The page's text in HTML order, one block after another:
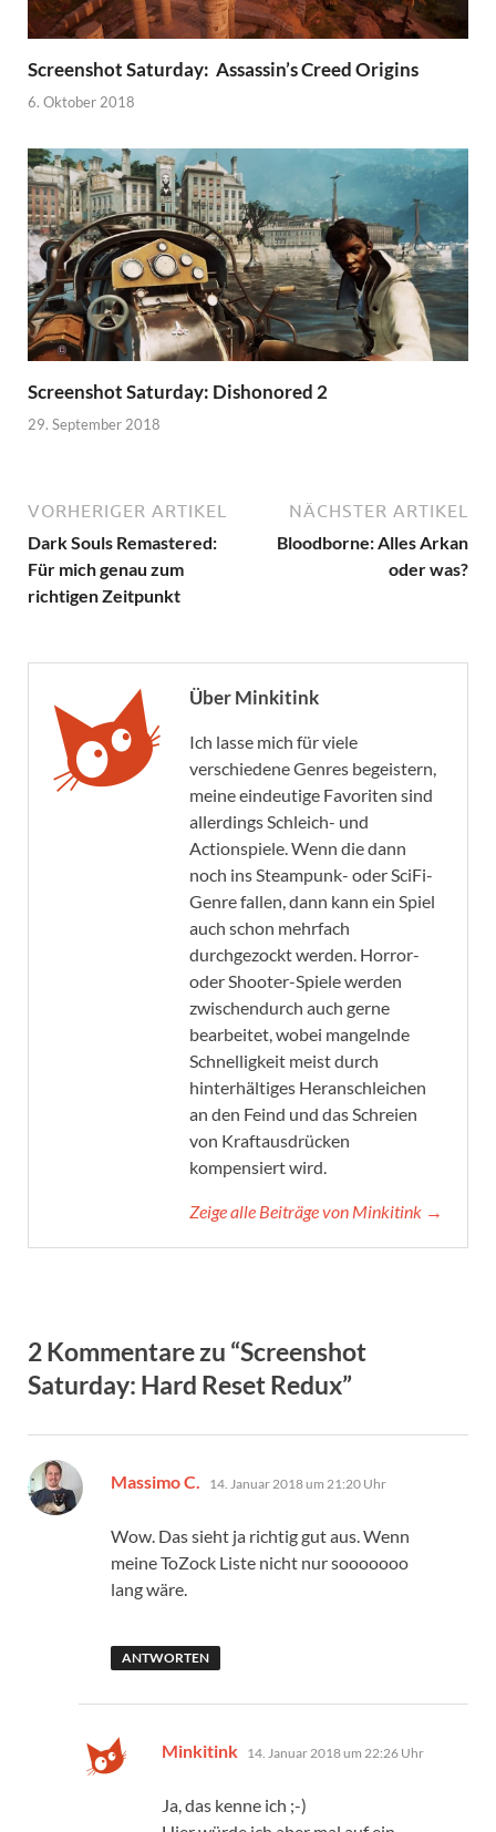
Screenshot Saturday: Assassin’s Creed Origins
6. Oktober 2018
Screenshot Saturday: Dishonored 2
29. September 2018
VORHERIGER ARTIKEL
Dark Souls Remastered:
Für mich genau zum
richtigen Zeitpunkt
NÄCHSTER ARTIKEL
Bloodborne: Alles Arkan
oder was?
Über Minkitink
Ich lasse mich für viele
verschiedene Genres begeistern,
meine eindeutige Favoriten sind
allerdings Schleich- und
Actionspiele. Wenn die dann
noch ins Steampunk- oder SciFi-
Genre fallen, dann kann ein Spiel
auch schon mehrfach
durchgezockt werden. Horror-
oder Shooter-Spiele werden
zwischendurch auch gerne
bearbeitet, wobei mangelnde
Schnelligkeit meist durch
hinterhältiges Heranschleichen
an den Feind und das Schreien
von Kraftausdrücken
kompensiert wird.
Zeige alle Beiträge von Minkitink →
2 Kommentare zu “Screenshot
Saturday: Hard Reset Redux”
Massimo C. sagt:
14. Januar 2018 um 21:20 Uhr
Wow. Das sieht ja richtig gut aus. Wenn
meine ToZock Liste nicht nur sooooooo
lang wäre.
ANTWORTEN
Minkitink sagt:
14. Januar 2018 um 22:26 Uhr
Ja, das kenne ich ;-)